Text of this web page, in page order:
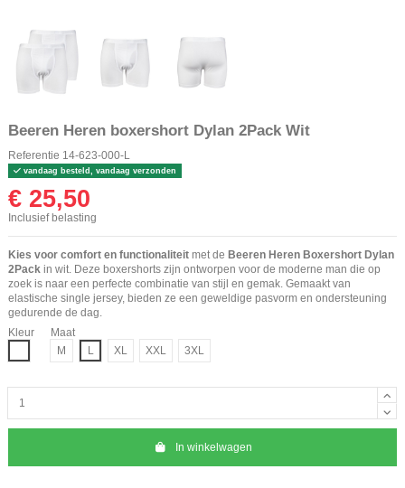
Beeren Heren boxershort Dylan 2Pack Wit
Referentie 14-623-000-L
vandaag besteld, vandaag verzonden
€ 25,50
Inclusief belasting
Kies voor comfort en functionaliteit met de Beeren Heren Boxershort Dylan
2Pack in wit. Deze boxershorts zijn ontworpen voor de moderne man die op
zoek is naar een perfecte combinatie van stijl en gemak. Gemaakt van
elastische single jersey, bieden ze een geweldige pasvorm en ondersteuning
gedurende de dag.
Kleur
Maat
M
L XL XXL 3XL
In winkelwagen